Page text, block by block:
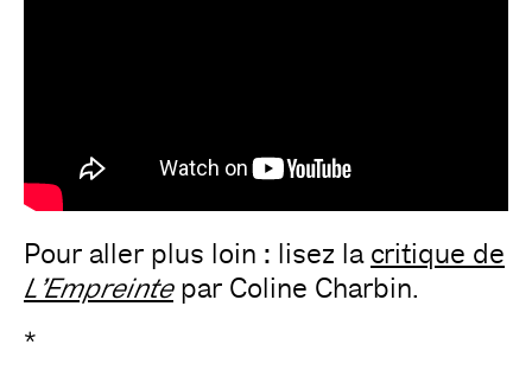
Pour aller plus loin : lisez la critique de
L’Empreinte par Coline Charbin.
*